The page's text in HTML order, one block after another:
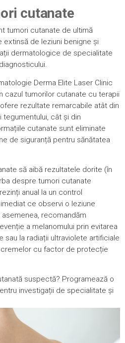
cutanate
tumori cutanate de ultimă
de leziuni benigne și
dermatologice de specialitate
Derma Elite Laser Clinic
cazul tumorilor cutanate cu terapii
rezultate remarcabile atât din
cât și din
cutanate sunt eliminate
de siguranță pentru sănătatea
să aibă rezultatele dorite (în
despre tumori cutanate
anual la un control
ce observi o leziune
recomandăm
a melanomului prin evitarea
sau la radiații ultraviolete artificiale
cu factor de protecție
suspectă? Programează o
investigații de specialitate și